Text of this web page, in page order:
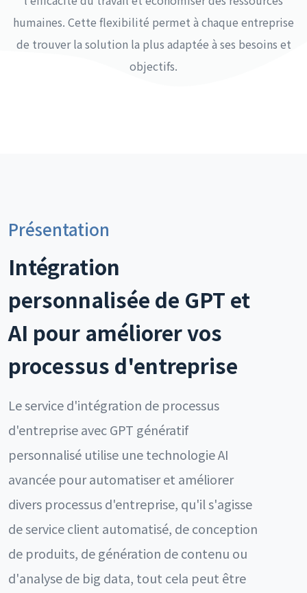
humaines. Cette flexibilité permet à chaque entreprise
de trouver la solution la plus adaptée à ses besoins et
objectifs.
Présentation
Intégration
personnalisée de GPT et
AI pour améliorer vos
processus d'entreprise
Le service d'intégration de processus
d'entreprise avec GPT génératif
personnalisé utilise une technologie AI
avancée pour automatiser et améliorer
divers processus d'entreprise, qu'il s'agisse
de service client automatisé, de conception
de produits, de génération de contenu ou
d'analyse de big data, tout cela peut être